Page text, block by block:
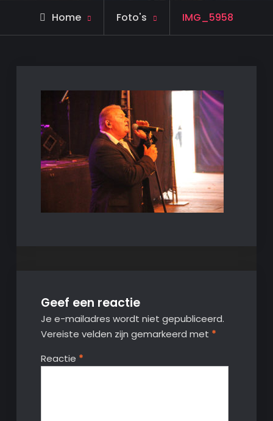
Home Foto's IMG_5958
Geef een reactie
Je e-mailadres wordt niet gepubliceerd.
Vereiste velden zijn gemarkeerd met *
Reactie *